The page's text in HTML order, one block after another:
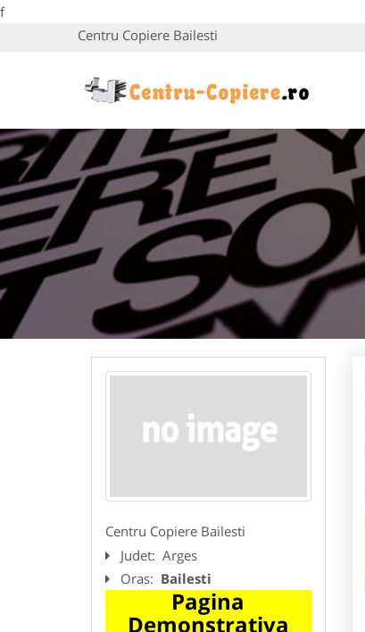
f
Centru Copiere Bailesti
Centru Copiere Bailesti
Judet: Arges
Oras: Bailesti
Pagina
Demonstrativa